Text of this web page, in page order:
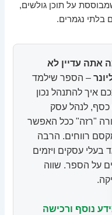
על תוכן גולשים,
אתה עדיין לא
– הספר שילמד
איך להתנהל נכון
לנהל עסק
"רזה" ככל האפשר
רווחים. הרבה
בעלי עסקים ויזמים
על הספר. שווה
נוסף ורכישה